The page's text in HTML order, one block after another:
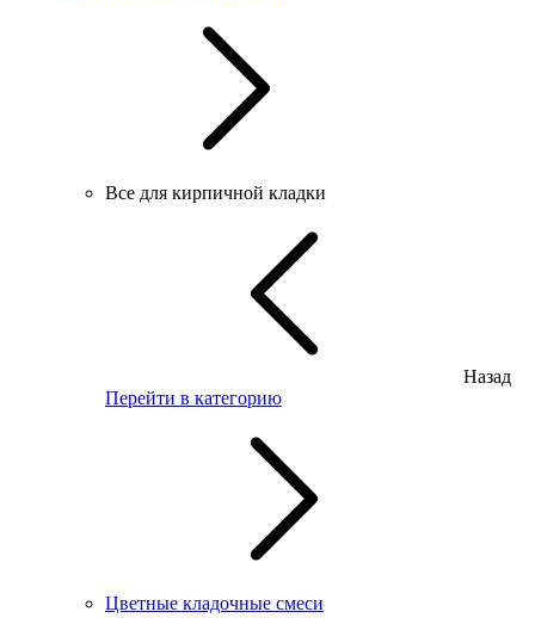
Все для кирпичной кладки
Назад
Перейти в категорию
Цветные кладочные смеси